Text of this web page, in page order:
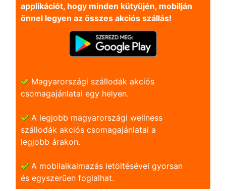
applikációt, hogy minden kütyüjén, mobilján
önnel legyen az összes akciós szállás!
Magyarországi szállodák akciós
csomagajánlatai egy helyen.
A legjobb magyarországi wellness
szállodák akciós csomagajánlatai a
legjobb árakon.
A mobilalkalmazás letöltésével gyorsan
és egyszerũen foglalhat.